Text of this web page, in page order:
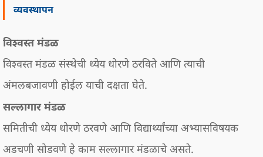
व्यवस्थापन
विश्वस्त मंडळ
विश्वस्त मंडळ संस्थेची ध्येय धोरणे ठरविते आणि त्याची
अंमलबजावणी होईल याची दक्षता घेते.
सल्लागार मंडळ
समितीची ध्येय धोरणे ठरवणे आणि विद्यार्थ्यांच्या अभ्यासविषयक
अडचणी सोडवणे हे काम सल्लागार मंडळाचे असते.